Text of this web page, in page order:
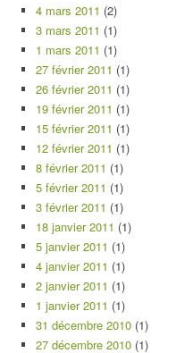
4 mars 2011 (2)
3 mars 2011 (1)
1 mars 2011 (1)
27 février 2011 (1)
26 février 2011 (1)
19 février 2011 (1)
15 février 2011 (1)
12 février 2011 (1)
8 février 2011 (1)
5 février 2011 (1)
3 février 2011 (1)
18 janvier 2011 (1)
5 janvier 2011 (1)
4 janvier 2011 (1)
2 janvier 2011 (1)
1 janvier 2011 (1)
31 décembre 2010 (1)
27 décembre 2010 (1)